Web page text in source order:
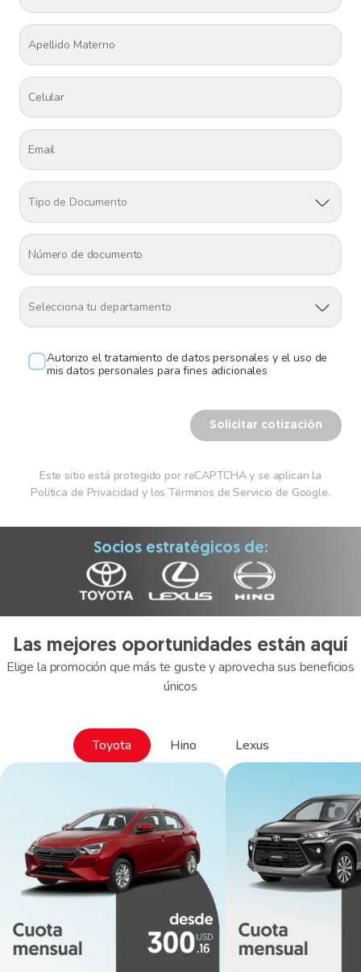
Algo salió mal
No pudimos cargar la información.
Reintenta nuevamente porfavor.
Tipo de Documento
Selecciona tu departamento
Autorizo el tratamiento de datos personales y el uso de
mis datos personales para fines adicionales
Solicitar cotización
Este sitio está protegido por reCAPTCHA y se aplican la
Política de Privacidad y los Términos de Servicio de Google.
Socios estratégicos de:
Las mejores oportunidades están aquí
Elige la promoción que más te guste y aprovecha sus beneficios
únicos
Toyota Hino Lexus